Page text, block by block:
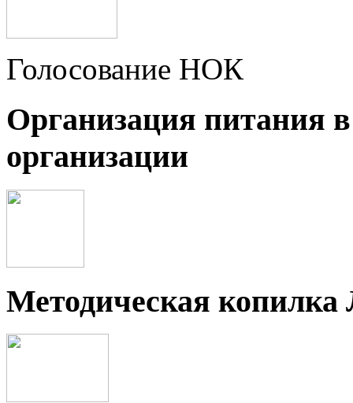
Голосование НОК
Организация питания
организации
Методическая